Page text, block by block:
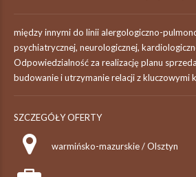
między innymi do linii alergologiczno-
psychiatrycznej, neurologicznej,
Odpowiedzialność za realizację planu
budowanie i utrzymanie relacji z kluczowymi
SZCZEGÓŁY OFERTY
warmińsko-mazurskie / Olsztyn